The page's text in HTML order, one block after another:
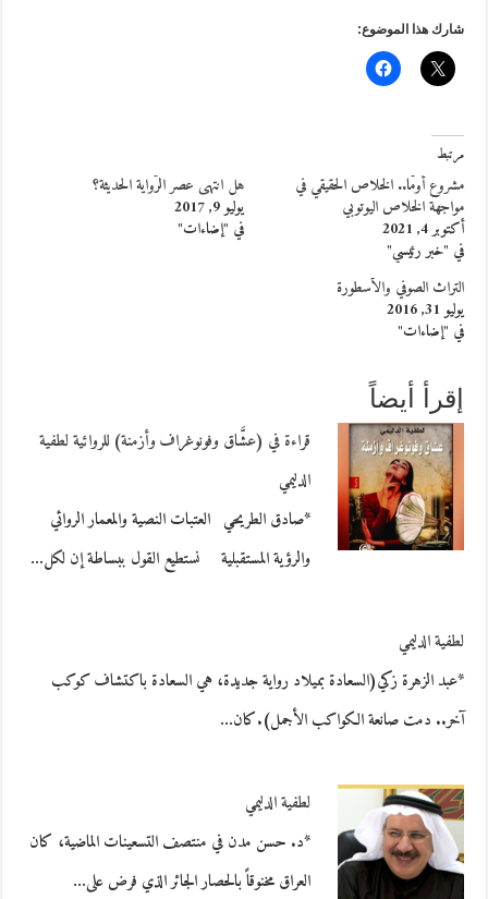
شارك هذا الموضوع:
مرتبط
مشروع أومّا.. الخلاص الحقيقي في
مواجهة الخلاص اليوتوبي
أكتوبر 4, 2021
في "خبر رئيسي"
هل انتهى عصر الرّواية الحديثة؟
يوليو 9, 2017
في "إضاءات"
التراث الصوفي والأسطورة
يوليو 31, 2016
في "إضاءات"
إقرأ أيضاً
قراءة في (عشَّاق وفونوغراف وأزمنة) للروائية لطفية
الدليمي
*صادق الطريحي العتبات النصية والمعمار الروائي
والرؤية المستقبلية نستطيع القول ببساطة إن لكل…
لطفية الدليمي
*عبد الزهرة زكي(السعادة بميلاد رواية جديدة، هي السعادة باكتشاف كوكب
آخر.. دمت صانعة الكواكب الأجمل).كان…
لطفية الدليمي
*د. حسن مدن في منتصف التسعينات الماضية، كان
العراق مخنوقاً بالحصار الجائر الذي فرض على…